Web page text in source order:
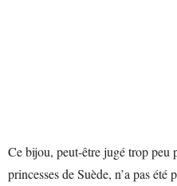
Ce bijou, peut-être jugé trop peu
princesses de Suède, n’a pas été